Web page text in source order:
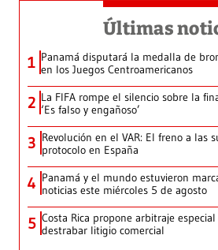
Últimas
1 Panamá disputará la medalla de
en los Juegos Centroamericanos
2 La FIFA rompe el silencio sobre la
‘Es falso y engañoso’
3 Revolución en el VAR: El freno a las
protocolo en España
4 Panamá y el mundo estuvieron
noticias este miércoles 5 de agosto
5 Costa Rica propone arbitraje
destrabar litigio comercial